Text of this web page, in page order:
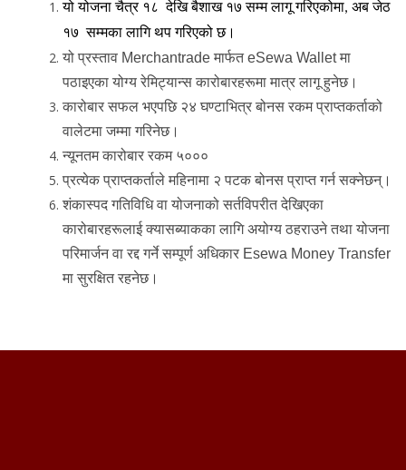
यो योजना चैत्र १८ देखि बैशाख १७ सम्म लागू गरिएकोमा, अब जेठ
१७ सम्मका लागि थप गरिएको छ।
यो प्रस्ताव Merchantrade मार्फत eSewa Wallet मा
पठाइएका योग्य रेमिट्यान्स कारोबारहरूमा मात्र लागू हुनेछ।
कारोबार सफल भएपछि २४ घण्टाभित्र बोनस रकम प्राप्तकर्ताको
वालेटमा जम्मा गरिनेछ।
न्यूनतम कारोबार रकम ५०००
प्रत्येक प्राप्तकर्ताले महिनामा २ पटक बोनस प्राप्त गर्न सक्नेछन्।
शंकास्पद गतिविधि वा योजनाको सर्तविपरीत देखिएका
कारोबारहरूलाई क्यासब्याकका लागि अयोग्य ठहराउने तथा योजना
परिमार्जन वा रद्द गर्ने सम्पूर्ण अधिकार Esewa Money Transfer
मा सुरक्षित रहनेछ।